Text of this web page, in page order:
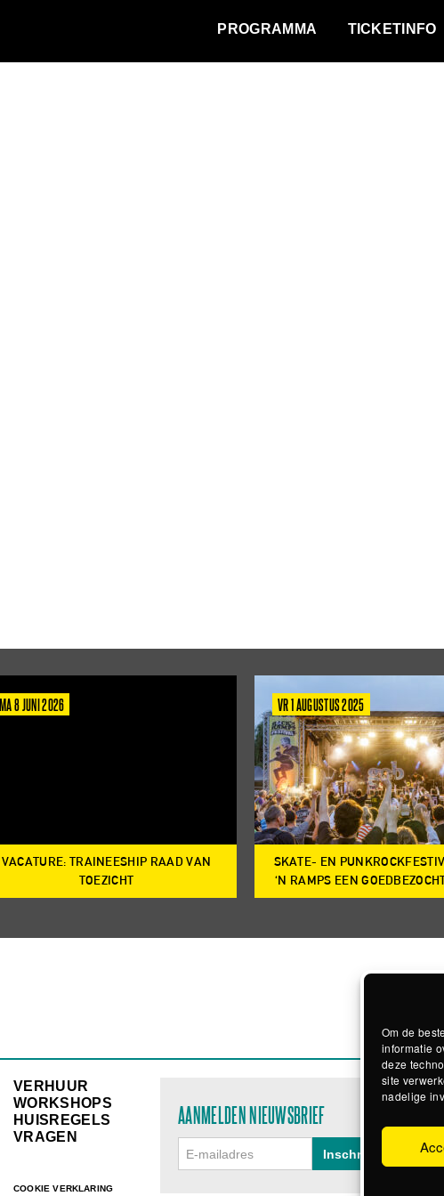
Om de
informatie
deze
site
nadelige
PROGRAMMA TICKETINFO
MA 8 JUNI 2026
VACATURE: TRAINEESHIP RAAD VAN
TOEZICHT
VR 1 AUGUSTUS 2025
SKATE- EN
‘N RAMPS EEN
VERHUUR
WORKSHOPS
HUISREGELS
VRAGEN
COOKIE VERKLARING
AANMELDEN NIEUWSBRIEF